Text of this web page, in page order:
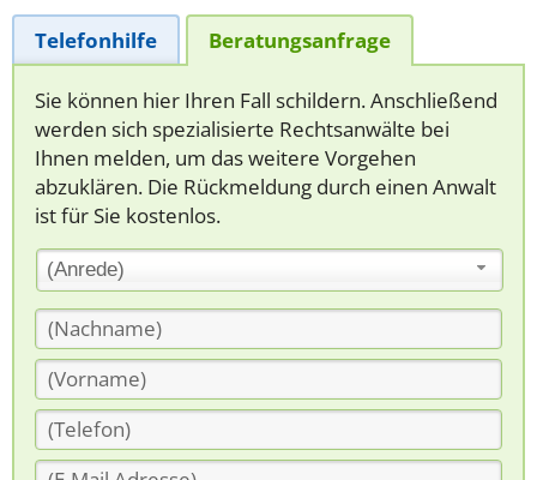
Telefonhilfe Beratungsanfrage
Sie können hier Ihren Fall schildern. Anschließend
werden sich spezialisierte Rechtsanwälte bei
Ihnen melden, um das weitere Vorgehen
abzuklären. Die Rückmeldung durch einen Anwalt
ist für Sie kostenlos.
(Anrede)